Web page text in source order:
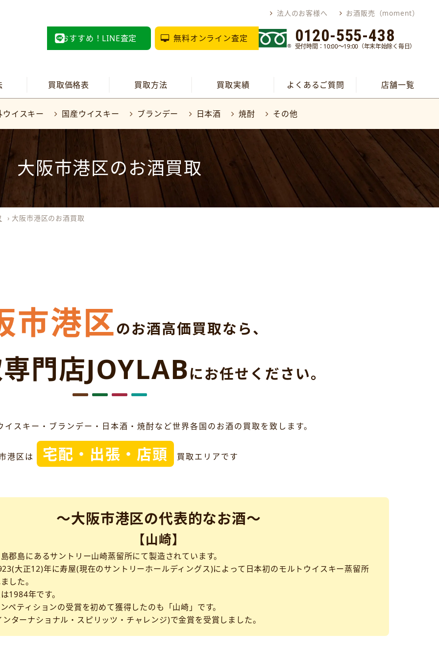
法人のお客様へ お酒販売（moment）
おすすめ！LINE査定 無料オンライン査定 0120-555-438
受付時間：10:00～19:00（年末年始除く毎日）
買取価格表 買取方法 買取実績 よくあるご質問 店舗一覧
ウイスキー 国産ウイスキー ブランデー 日本酒 焼酎 その他
大阪市港区のお酒買取
› 大阪市港区のお酒買取
市港区のお酒高価買取なら、
門店JOYLABにお任せください。
スキー・ブランデー・日本酒・焼酎など世界各国のお酒の買取を致します。
港区は 宅配・出張・店頭 買取エリアです
～大阪市港区の代表的なお酒～
【山崎】
郡島にあるサントリー山崎蒸留所にて製造されています。
大正12)年に寿屋(現在のサントリーホールディングス)によって日本初のモルトウイスキー蒸留所
した。
1984年です。
ペティションの受賞を初めて獲得したのも「山崎」です。
ターナショナル・スピリッツ・チャレンジ)で金賞を受賞しました。